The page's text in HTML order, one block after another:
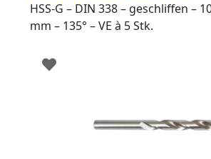
HSS-G – DIN 338 – geschliffen –
mm – 135° – VE à 5 Stk.